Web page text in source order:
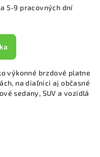
5-9 pracovných dní
výkonné brzdové platne
na diaľnici aj občasné
sedany, SUV a vozidlá